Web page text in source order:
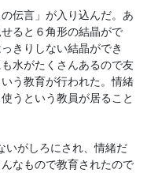
伝言」が入り込んだ。あ
ると６角形の結晶がで
きりしない結晶ができ
水がたくさんあるので友
う教育が行われた。情緒
うという教員が居ること
いがしろにされ、情緒だ
なもので教育されたので